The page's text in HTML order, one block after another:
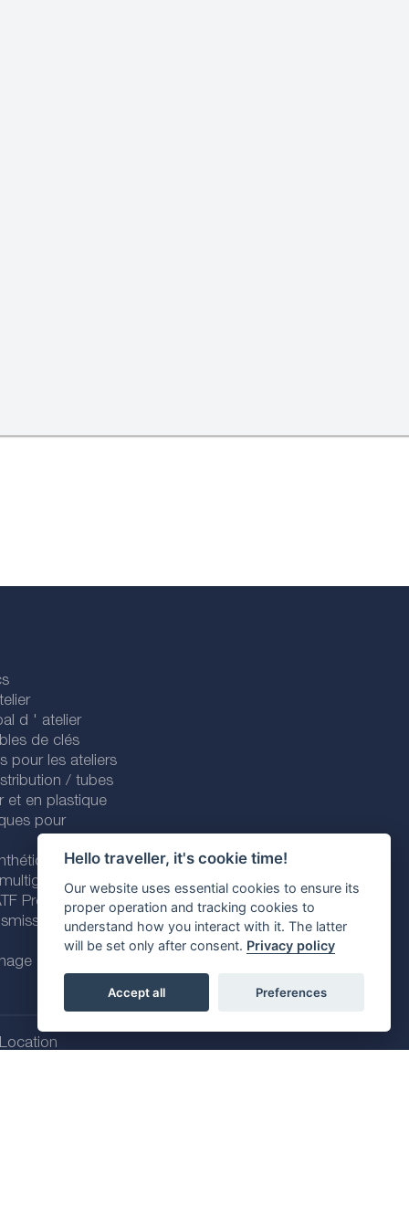
Hello traveller, it's cookie time!
Our website uses essential cookies to ensure its
proper operation and tracking cookies to
understand how you interact with it. The latter
will be set only after consent. Privacy policy
Accept all Preferences
d ' atelier
de clés
pour les ateliers
/ tubes
et en plastique
pour
Premium
Location